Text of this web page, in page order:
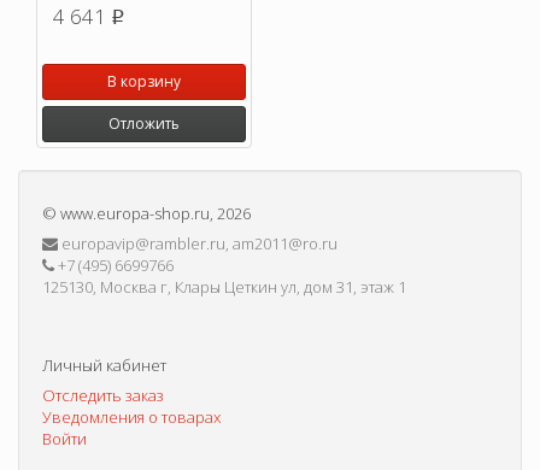
4 641 p
В корзину
Отложить
© www.europa-shop.ru, 2026
europavip@rambler.ru, am2011@ro.ru
+7 (495) 6699766
125130, Москва г, Клары Цеткин ул, дом 31, этаж 1
Личный кабинет
Отследить заказ
Уведомления о товарах
Войти